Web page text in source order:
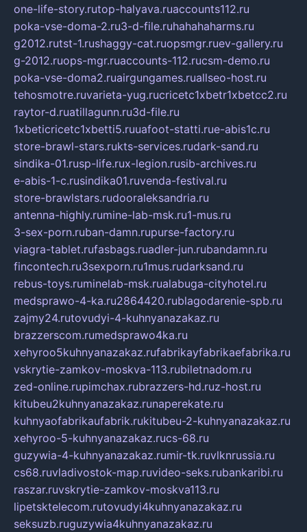
one-life-story.rutop-halyava.ruaccounts112.ru
poka-vse-doma-2.ru3-d-file.ruhahahaharms.ru
g2012.rutst-1.rushaggy-cat.ruopsmgr.ruev-gallery.ru
g-2012.ruops-mgr.ruaccounts-112.rucsm-demo.ru
poka-vse-doma2.ruairgungames.ruallseo-host.ru
tehosmotre.ruvarieta-yug.rucricetc1xbetr1xbetcc2.ru
raytor-d.ruatillagunn.ru3d-file.ru
1xbeticricetc1xbetti5.ruuafoot-statti.rue-abis1c.ru
store-brawl-stars.rukts-services.rudark-sand.ru
sindika-01.rusp-life.rux-legion.rusib-archives.ru
e-abis-1-c.rusindika01.ruvenda-festival.ru
store-brawlstars.rudooraleksandria.ru
antenna-highly.rumine-lab-msk.ru1-mus.ru
3-sex-porn.ruban-damn.rupurse-factory.ru
viagra-tablet.rufasbags.ruadler-jun.rubandamn.ru
fincontech.ru3sexporn.ru1mus.rudarksand.ru
rebus-toys.ruminelab-msk.rualabuga-cityhotel.ru
medsprawo-4-ka.ru2864420.rublagodarenie-spb.ru
zajmy24.rutovudyi-4-kuhnyanazakaz.ru
brazzerscom.rumedsprawo4ka.ru
xehyroo5kuhnyanazakaz.rufabrikayfabrikaefabrika.ru
vskrytie-zamkov-moskva-113.rubiletnadom.ru
zed-online.rupimchax.rubrazzers-hd.ruz-host.ru
kitubeu2kuhnyanazakaz.runaperekate.ru
kuhnyaofabrikaufabrik.rukitubeu-2-kuhnyanazakaz.ru
xehyroo-5-kuhnyanazakaz.rucs-68.ru
guzywia-4-kuhnyanazakaz.rumir-tk.ruvlknrussia.ru
cs68.ruvladivostok-map.ruvideo-seks.rubankaribi.ru
raszar.ruvskrytie-zamkov-moskva113.ru
lipetsktelecom.rutovudyi4kuhnyanazakaz.ru
seksuzb.ruguzywia4kuhnyanazakaz.ru